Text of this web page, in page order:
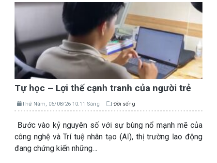
Tự học – Lợi thế cạnh tranh của người trẻ
Thứ Năm, 06/08/26 10:11 Sáng Đời sống
Bước vào kỷ nguyên số với sự bùng nổ mạnh mẽ của
công nghệ và Trí tuệ nhân tạo (AI), thị trường lao động
đang chứng kiến những…